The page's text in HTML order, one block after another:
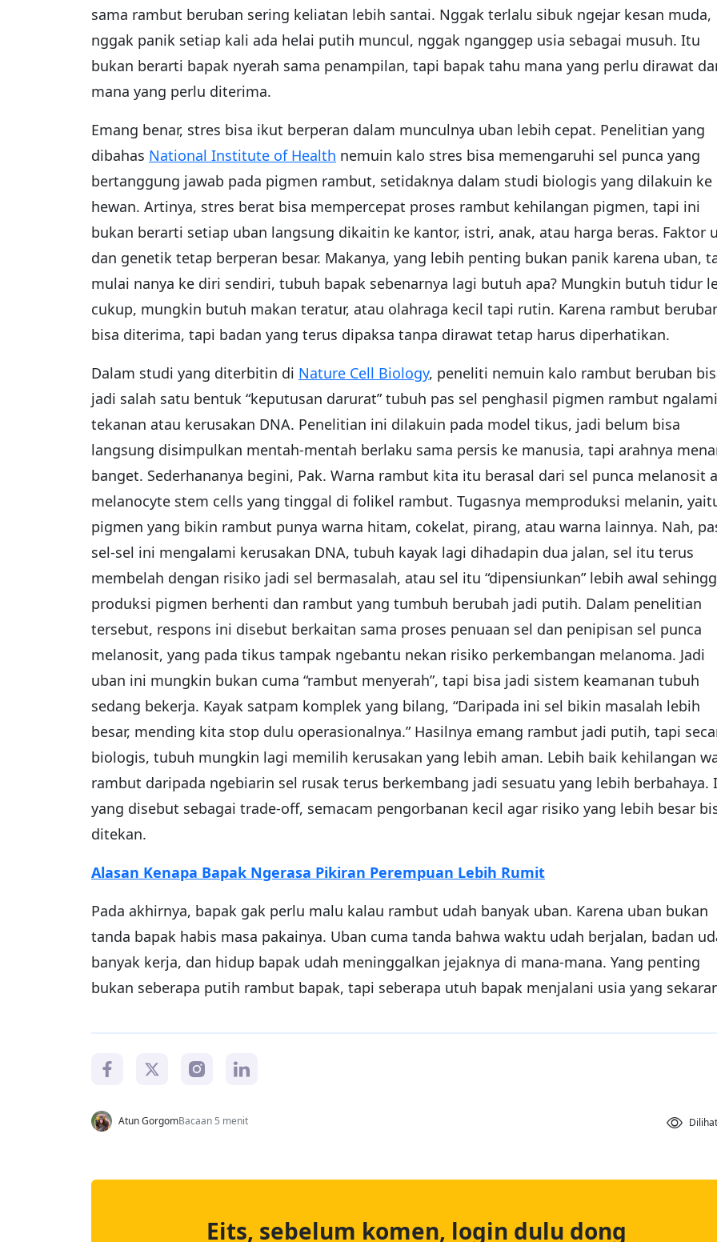
sama rambut beruban sering keliatan lebih santai. Nggak terlalu sibuk ngejar kesan muda,
nggak panik setiap kali ada helai putih muncul, nggak nganggep usia sebagai musuh. Itu
bukan berarti bapak nyerah sama penampilan, tapi bapak tahu mana yang perlu dirawat
mana yang perlu diterima.
Emang benar, stres bisa ikut berperan dalam munculnya uban lebih cepat. Penelitian yang
dibahas National Institute of Health nemuin kalo stres bisa memengaruhi sel punca yang
bertanggung jawab pada pigmen rambut, setidaknya dalam studi biologis yang dilakuin ke
hewan. Artinya, stres berat bisa mempercepat proses rambut kehilangan pigmen, tapi ini
bukan berarti setiap uban langsung dikaitin ke kantor, istri, anak, atau harga beras. Faktor
dan genetik tetap berperan besar. Makanya, yang lebih penting bukan panik karena uban,
mulai nanya ke diri sendiri, tubuh bapak sebenarnya lagi butuh apa? Mungkin butuh tidur
cukup, mungkin butuh makan teratur, atau olahraga kecil tapi rutin. Karena rambut
bisa diterima, tapi badan yang terus dipaksa tanpa dirawat tetap harus diperhatikan.
Dalam studi yang diterbitin di Nature Cell Biology, peneliti nemuin kalo rambut beruban
jadi salah satu bentuk “keputusan darurat” tubuh pas sel penghasil pigmen rambut
tekanan atau kerusakan DNA. Penelitian ini dilakuin pada model tikus, jadi belum bisa
langsung disimpulkan mentah-mentah berlaku sama persis ke manusia, tapi arahnya
banget. Sederhananya begini, Pak. Warna rambut kita itu berasal dari sel punca melanosit
melanocyte stem cells yang tinggal di folikel rambut. Tugasnya memproduksi melanin,
pigmen yang bikin rambut punya warna hitam, cokelat, pirang, atau warna lainnya. Nah,
sel-sel ini mengalami kerusakan DNA, tubuh kayak lagi dihadapin dua jalan, sel itu terus
membelah dengan risiko jadi sel bermasalah, atau sel itu “dipensiunkan” lebih awal
produksi pigmen berhenti dan rambut yang tumbuh berubah jadi putih. Dalam penelitian
tersebut, respons ini disebut berkaitan sama proses penuaan sel dan penipisan sel punca
melanosit, yang pada tikus tampak ngebantu nekan risiko perkembangan melanoma. Jadi
uban ini mungkin bukan cuma “rambut menyerah”, tapi bisa jadi sistem keamanan tubuh
sedang bekerja. Kayak satpam komplek yang bilang, “Daripada ini sel bikin masalah lebih
besar, mending kita stop dulu operasionalnya.” Hasilnya emang rambut jadi putih, tapi
biologis, tubuh mungkin lagi memilih kerusakan yang lebih aman. Lebih baik kehilangan
rambut daripada ngebiarin sel rusak terus berkembang jadi sesuatu yang lebih berbahaya.
yang disebut sebagai trade-off, semacam pengorbanan kecil agar risiko yang lebih besar
ditekan.
Alasan Kenapa Bapak Ngerasa Pikiran Perempuan Lebih Rumit
Pada akhirnya, bapak gak perlu malu kalau rambut udah banyak uban. Karena uban bukan
tanda bapak habis masa pakainya. Uban cuma tanda bahwa waktu udah berjalan, badan
banyak kerja, dan hidup bapak udah meninggalkan jejaknya di mana-mana. Yang penting
bukan seberapa putih rambut bapak, tapi seberapa utuh bapak menjalani usia yang
Atun GorgomBacaan 5 menit
Eits, sebelum komen, login dulu dong